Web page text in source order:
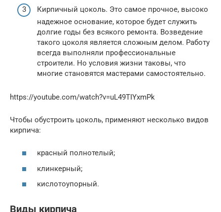
Кирпичный цоколь. Это самое прочное, высоко
надежное основание, которое будет служить
долгие годы без всякого ремонта. Возведение
такого цоколя является сложным делом. Работу
всегда выполняли профессиональные
строители. Но условия жизни таковы, что
многие становятся мастерами самостоятельно.
https://youtube.com/watch?v=uL49TIYxmPk
Чтобы обустроить цоколь, применяют несколько видов
кирпича:
красный полнотелый;
клинкерный;
кислотоупорный.
Виды кирпича